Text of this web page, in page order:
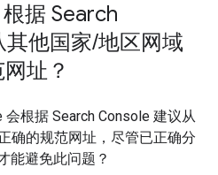
据 Search
他国家/地区网域
址？
会根据 Search Console 建议从
确的规范网址，尽管已正确分
能避免此问题？